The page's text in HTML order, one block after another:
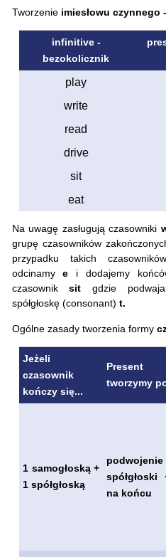
Tworzenie imiesłowu
infinitive -
bezokolicznik
play
write
read
drive
sit
eat
Na uwagę zasługują czasowniki
grupę czasowników
przypadku takich
odcinamye i dodajemy
czasowniksit gdzie
spółgłoskę (consonant) t.
Ogólne zasady tworzenia formy
Jeżeli
czasownik
kończy się...
tworzymy
1 samogłoską +
1 spółgłoską
na końcu